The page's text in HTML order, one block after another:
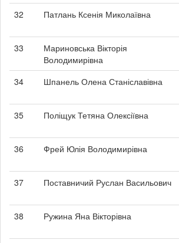
32
Патлань Ксенія Миколаївна
33
Мариновська Вікторія
Володимирівна
34
Шпанель Олена Станіславівна
35
Поліщук Тетяна Олексіївна
36
Фрей Юлія Володимирівна
37
Поставничий Руслан Васильович
38
Ружина Яна Вікторівна